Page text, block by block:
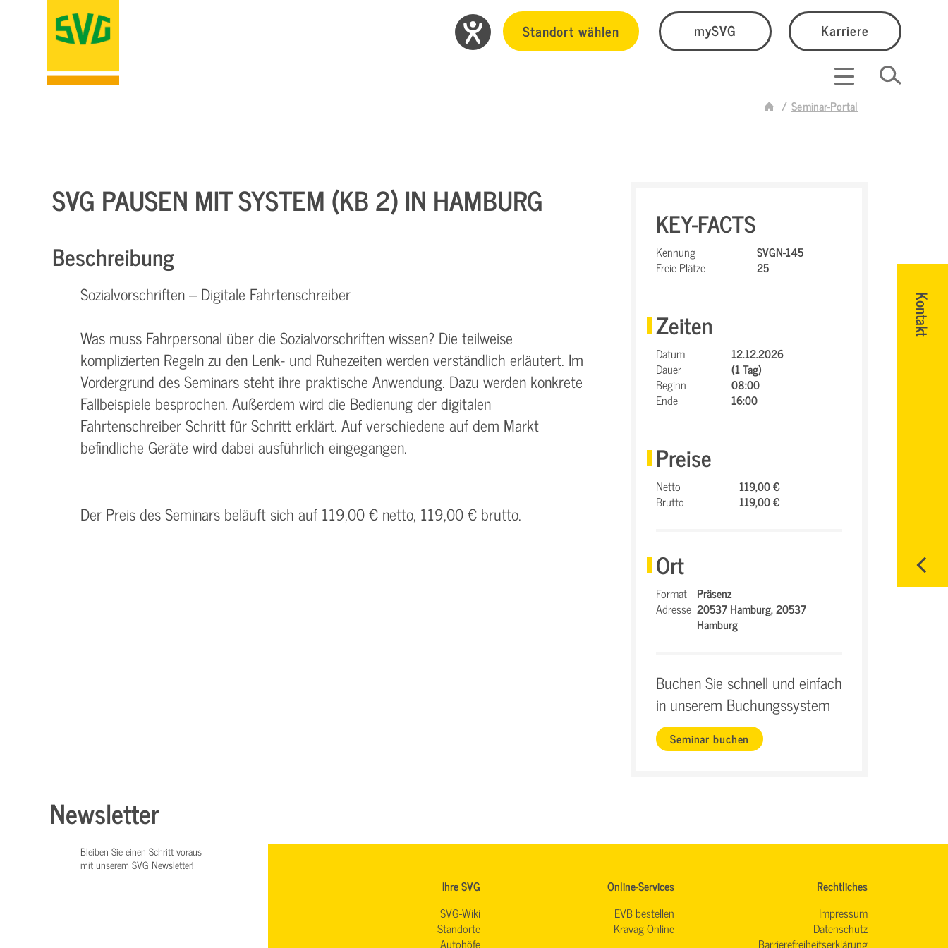
Standort wählen mySVG Karriere
Seminar-Portal
Kontakt
SVG PAUSEN MIT SYSTEM (KB 2) IN HAMBURG
Beschreibung
Sozialvorschriften – Digitale Fahrtenschreiber
Was muss Fahrpersonal über die Sozialvorschriften wissen? Die teilweise
komplizierten Regeln zu den Lenk- und Ruhezeiten werden verständlich erläutert. Im
Vordergrund des Seminars steht ihre praktische Anwendung. Dazu werden konkrete
Fallbeispiele besprochen. Außerdem wird die Bedienung der digitalen
Fahrtenschreiber Schritt für Schritt erklärt. Auf verschiedene auf dem Markt
befindliche Geräte wird dabei ausführlich eingegangen.
Der Preis des Seminars beläuft sich auf 119,00 € netto, 119,00 € brutto.
KEY-FACTS
Kennung
SVGN-145
Freie Plätze
25
Zeiten
Datum
12.12.2026
Dauer
(1 Tag)
Beginn
08:00
Ende
16:00
Preise
Netto
119,00 €
Brutto
119,00 €
Ort
Format Präsenz
Adresse 20537 Hamburg,20537
Hamburg
Buchen Sie schnell und einfach
in unserem Buchungssystem
Seminar buchen
Newsletter
Bleiben Sie einen Schritt voraus
mit unserem SVG Newsletter!
Ihre SVG
SVG-Wiki
Standorte
Autohöfe
Online-Services
EVB bestellen
Kravag-Online
Rechtliches
Impressum
Datenschutz
Barrierefreiheitserklärung